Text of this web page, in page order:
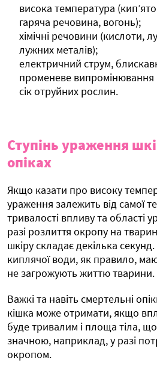
висока температура
гаряча речовина, вогонь);
хімічні речовини (кислоти,
лужних металів);
електричний струм,
променеве випромінювання
сік отруйних рослин.
Ступінь ураження
опіках
Якщо казати про високу
ураження залежить від самої
тривалості впливу та області
разі розлиття окропу на
шкіру складає декілька
киплячої води, як правило,
не загрожують життю тварини.
Важкі та навіть смертельні
кішка може отримати, якщо
буде тривалим і площа тіла,
значною, наприклад, у разі
окропом.